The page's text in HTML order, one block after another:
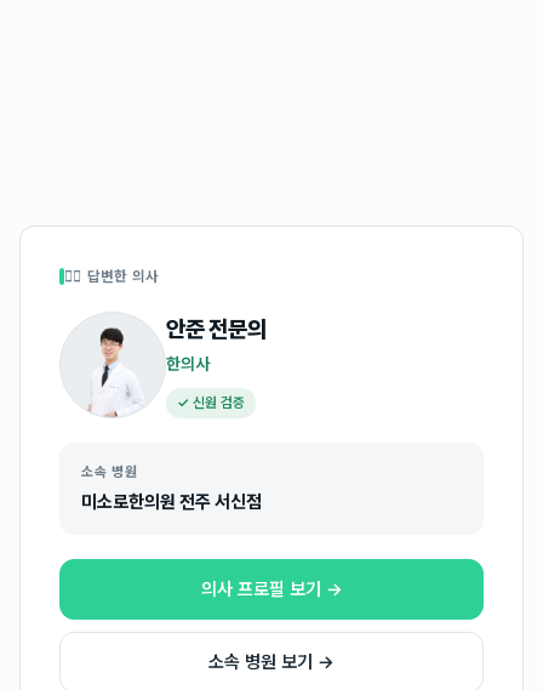
👩‍⚕️ 답변한 의사
안준전문의
한의사
✓ 신원 검증
소속 병원
미소로한의원 전주 서신점
의사 프로필 보기 →
소속 병원 보기 →